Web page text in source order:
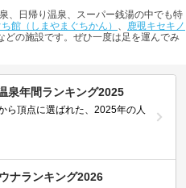
、日帰り温泉、スーパー銭湯の中でも特
館（しまやまぐちかん） 、 鹿覗キセキノ
どの施設です。ぜひ一度は足を運んでみ
泉年間ランキング2025
ら頂点に選ばれた、2025年の人
ナランキング2026